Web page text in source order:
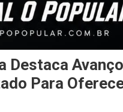
Destaca
Para